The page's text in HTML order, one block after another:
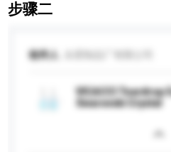
步骤二
收件人
VICACCI Teardrop
Swarovski Crystal